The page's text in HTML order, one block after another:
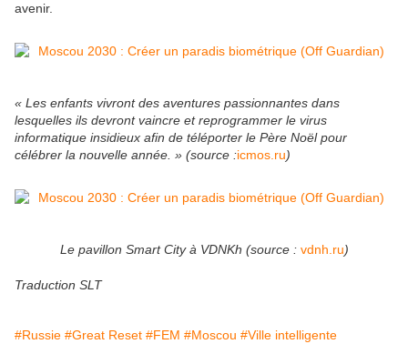
avenir.
« Les enfants vivront des aventures passionnantes dans
lesquelles ils devront vaincre et reprogrammer le virus
informatique insidieux afin de téléporter le Père Noël pour
célébrer la nouvelle année. » (source :icmos.ru)
Le pavillon Smart City à VDNKh (source : vdnh.ru)
Traduction SLT
#Russie #Great Reset #FEM #Moscou #Ville intelligente